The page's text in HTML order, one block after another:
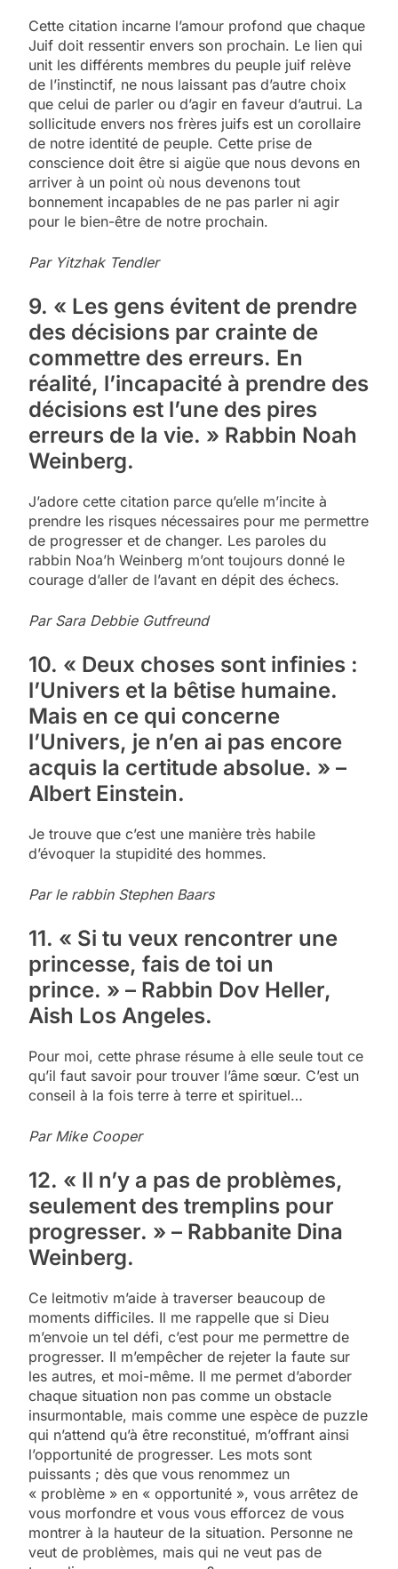
Cette citation incarne l’amour profond que chaque
Juif doit ressentir envers son prochain. Le lien qui
unit les différents membres du peuple juif relève
de l’instinctif, ne nous laissant pas d’autre choix
que celui de parler ou d’agir en faveur d’autrui. La
sollicitude envers nos frères juifs est un corollaire
de notre identité de peuple. Cette prise de
conscience doit être si aigüe que nous devons en
arriver à un point où nous devenons tout
bonnement incapables de ne pas parler ni agir
pour le bien-être de notre prochain.
Par Yitzhak Tendler
9. « Les gens évitent de prendre
des décisions par crainte de
commettre des erreurs. En
réalité, l’incapacité à prendre des
décisions est l’une des pires
erreurs de la vie. » Rabbin Noah
Weinberg.
J’adore cette citation parce qu’elle m’incite à
prendre les risques nécessaires pour me permettre
de progresser et de changer. Les paroles du
rabbin Noa’h Weinberg m’ont toujours donné le
courage d’aller de l’avant en dépit des échecs.
Par Sara Debbie Gutfreund
10. « Deux choses sont infinies :
l’Univers et la bêtise humaine.
Mais en ce qui concerne
l’Univers, je n’en ai pas encore
acquis la certitude absolue. » –
Albert Einstein.
Je trouve que c’est une manière très habile
d’évoquer la stupidité des hommes.
Par le rabbin Stephen Baars
11. « Si tu veux rencontrer une
princesse, fais de toi un
prince. » – Rabbin Dov Heller,
Aish Los Angeles.
Pour moi, cette phrase résume à elle seule tout ce
qu’il faut savoir pour trouver l’âme sœur. C’est un
conseil à la fois terre à terre et spirituel…
Par Mike Cooper
12. « Il n’y a pas de problèmes,
seulement des tremplins pour
progresser. » – Rabbanite Dina
Weinberg.
Ce leitmotiv m’aide à traverser beaucoup de
moments difficiles. Il me rappelle que si Dieu
m’envoie un tel défi, c’est pour me permettre de
progresser. Il m’empêcher de rejeter la faute sur
les autres, et moi-même. Il me permet d’aborder
chaque situation non pas comme un obstacle
insurmontable, mais comme une espèce de puzzle
qui n’attend qu’à être reconstitué, m’offrant ainsi
l’opportunité de progresser. Les mots sont
puissants ; dès que vous renommez un
« problème » en « opportunité », vous arrêtez de
vous morfondre et vous vous efforcez de vous
montrer à la hauteur de la situation. Personne ne
veut de problèmes, mais qui ne veut pas de